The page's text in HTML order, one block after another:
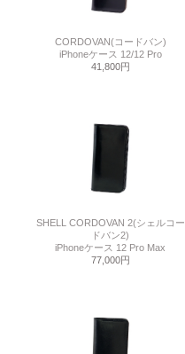
CORDOVAN(コードバン)
iPhoneケース 12/12 Pro
41,800円
SHELL CORDOVAN 2(シェルコー
ドバン2)
iPhoneケース 12 Pro Max
77,000円